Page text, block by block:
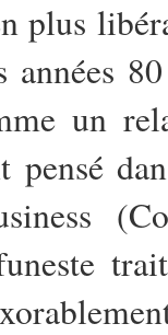
plus
années
un